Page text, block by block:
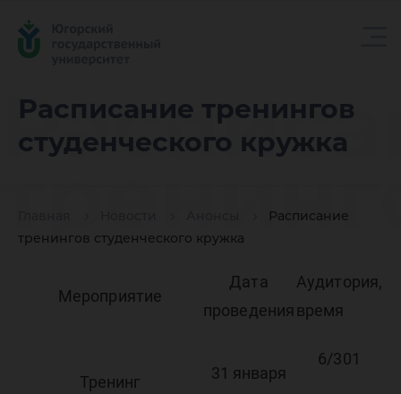
Расписание тренингов
студенческого кружка
Расписание
тренингов студенческого кружка
кружка
Мероприятие
Дата
проведения
Аудитория,
время
Тренинг
31 января
6/301